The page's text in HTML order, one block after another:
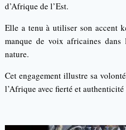
d’Afrique de l’Est.
Elle a tenu à utiliser son accent
manque de voix africaines dans
nature.
Cet engagement illustre sa
l’Afrique avec fierté et